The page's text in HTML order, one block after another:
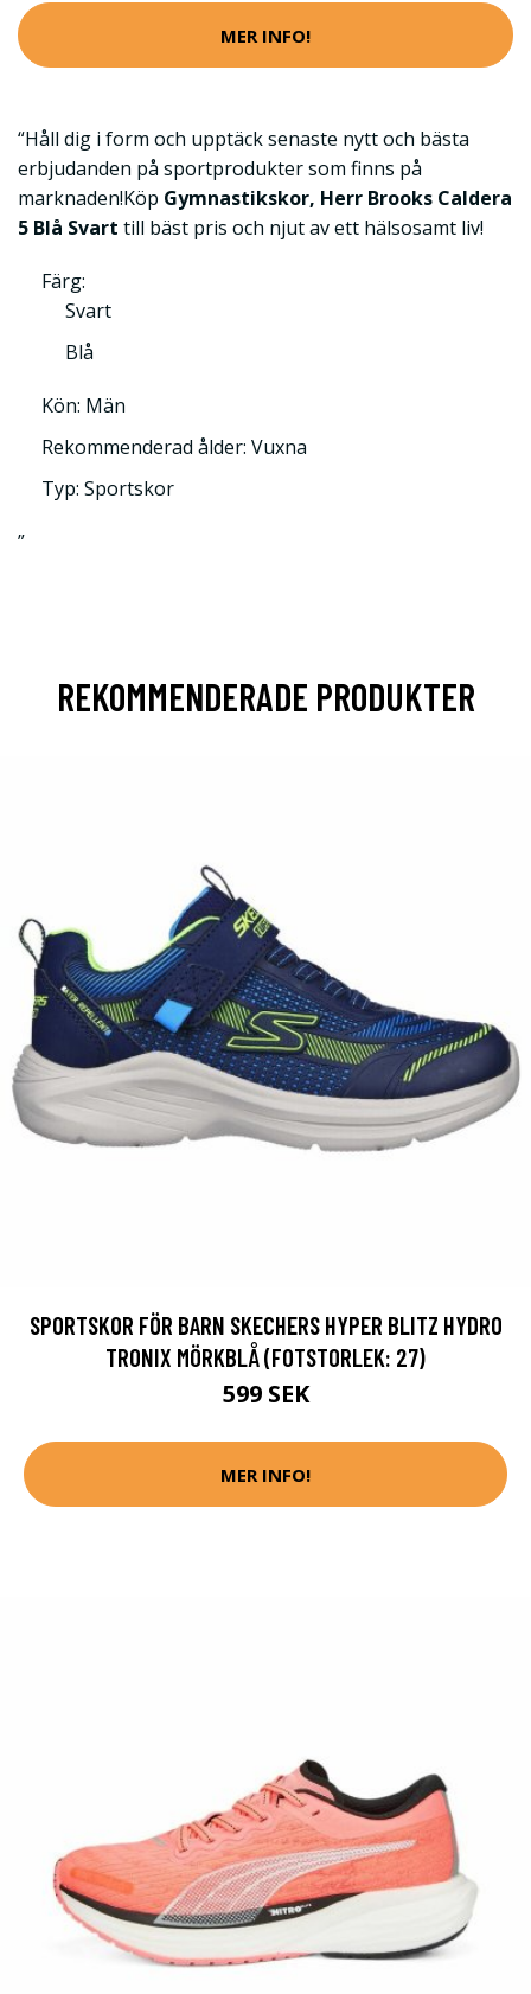
MER INFO!
“Håll dig i form och upptäck senaste nytt och bästa
erbjudanden på sportprodukter som finns på
marknaden!Köp Gymnastikskor, Herr Brooks Caldera
5 Blå Svart till bäst pris och njut av ett hälsosamt liv!
Färg:
Svart
Blå
Kön: Män
Rekommenderad ålder: Vuxna
Typ: Sportskor
”
REKOMMENDERADE PRODUKTER
SPORTSKOR FÖR BARN SKECHERS HYPER BLITZ HYDRO
TRONIX MÖRKBLÅ (FOTSTORLEK: 27)
599 SEK
MER INFO!